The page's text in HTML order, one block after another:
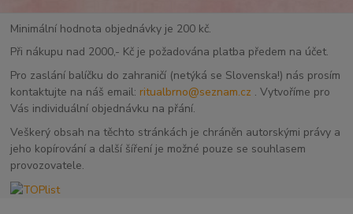
Minimální hodnota objednávky je 200 kč.
Při nákupu nad 2000,- Kč je požadována platba předem na účet.
Pro zaslání balíčku do zahraničí (netýká se Slovenska!) nás prosím
kontaktujte na náš email: ritualbrno@seznam.cz . Vytvoříme pro
Vás individuální objednávku na přání.
Veškerý obsah na těchto stránkách je chráněn autorskými právy a
jeho kopírování a další šíření je možné pouze se souhlasem
provozovatele.